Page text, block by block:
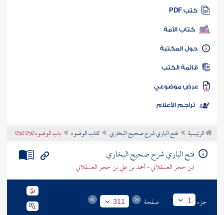
كتب PDF
كتاب الأمة
المكتبة
الكتب
موضوعي
تراجم الأعلام
الرئيسية فتح الباري شرح صحيح البخاري كتاب الوضوء باب الوضوء ثلاثا ثلاثا
فتح الباري شرح صحيح البخاري
ابن حجر العسقلاني - أحمد بن علي بن حجر العسقلاني
جزء 1 صفحة 311